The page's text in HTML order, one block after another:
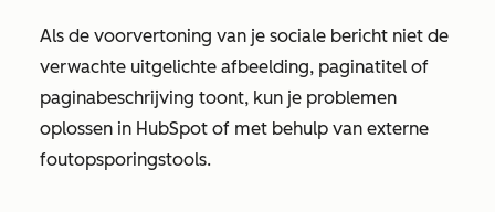
Als de voorvertoning van je sociale bericht niet de
verwachte uitgelichte afbeelding, paginatitel of
paginabeschrijving toont, kun je problemen
oplossen in HubSpot of met behulp van externe
foutopsporingstools.